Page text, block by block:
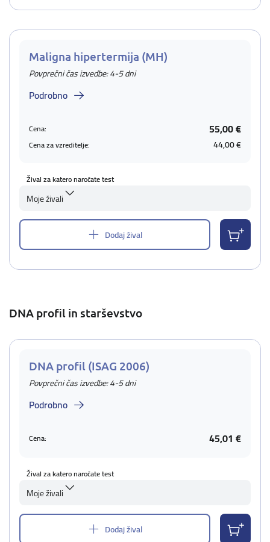
Maligna hipertermija (MH)
Povprečni čas izvedbe: 4-5 dni
Podrobno
Cena: 55,00 €
Cena za vzreditelje: 44,00 €
Žival za katero naročate test
Moje živali
Dodaj žival
DNA profil in starševstvo
DNA profil (ISAG 2006)
Povprečni čas izvedbe: 4-5 dni
Podrobno
Cena: 45,01 €
Žival za katero naročate test
Moje živali
Dodaj žival